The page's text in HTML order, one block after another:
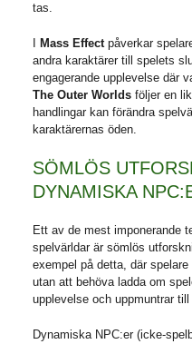
tas.
Mass Effectpåverkar
andra karaktärer till spelets
engagerande upplevelse där
The Outer Worldsföljer en
handlingar kan förändra
karaktärernas öden.
SÖMLÖS
DYNAMISKA
Ett av de mest imponerande
spelvärldar är sömlös
exempel på detta, där
utan att behöva ladda om
upplevelse och uppmuntrar
Dynamiska NPC:er (icke-